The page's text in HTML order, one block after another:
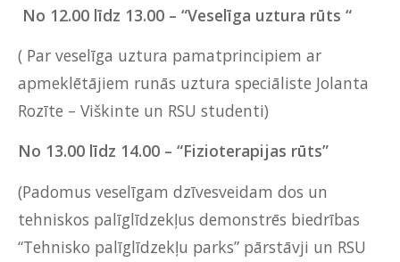
No 12.00 līdz 13.00 – “Veselīga uztura rūts “
( Par veselīga uztura pamatprincipiem ar
apmeklētājiem runās uztura speciāliste Jolanta
Rozīte – Viškinte un RSU studenti)
No 13.00 līdz 14.00 – “Fizioterapijas rūts”
(Padomus veselīgam dzīvesveidam dos un
tehniskos palīglīdzekļus demonstrēs biedrības
“Tehnisko palīglīdzekļu parks” pārstāvji un RSU